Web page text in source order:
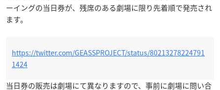
ーイングの当日券が、残席のある劇場に限り先着順で発売され
ます。
https://twitter.com/GEASSPROJECT/status/80213278224791
1424
当日券の販売は劇場にて異なりますので、事前に劇場に問い合